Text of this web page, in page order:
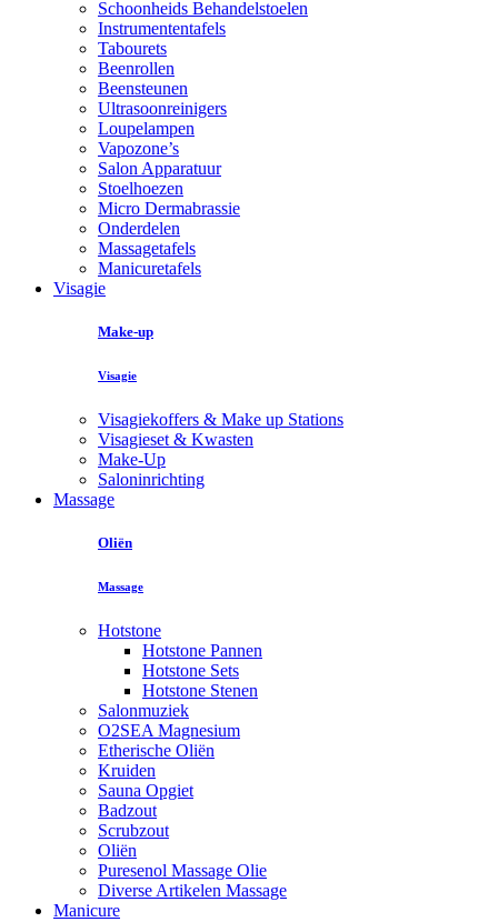
Schoonheids Behandelstoelen
Instrumententafels
Tabourets
Beenrollen
Beensteunen
Ultrasoonreinigers
Loupelampen
Vapozone’s
Salon Apparatuur
Stoelhoezen
Micro Dermabrassie
Onderdelen
Massagetafels
Manicuretafels
Visagie
Make-up
Visagie
Visagiekoffers & Make up Stations
Visagieset & Kwasten
Make-Up
Saloninrichting
Massage
Oliën
Massage
Hotstone
Hotstone Pannen
Hotstone Sets
Hotstone Stenen
Salonmuziek
O2SEA Magnesium
Etherische Oliën
Kruiden
Sauna Opgiet
Badzout
Scrubzout
Oliën
Puresenol Massage Olie
Diverse Artikelen Massage
Manicure